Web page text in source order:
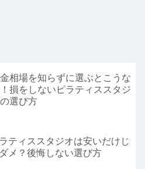
相場を知らずに選ぶとこうな
損をしないピラティススタジ
選び方
ティススタジオは安いだけじ
メ？後悔しない選び方